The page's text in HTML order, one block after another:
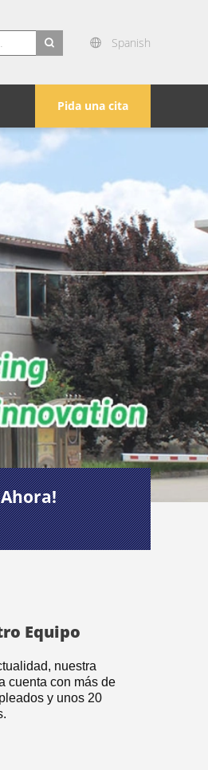
Spanish
Pida una cita
Equipo
nuestra
cuenta con más de
y unos 20